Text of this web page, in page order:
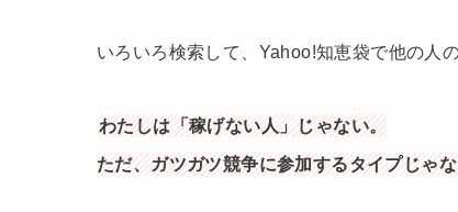
いろいろ検索して、Yahoo!知恵袋で他の人
わたしは「稼げない人」じゃない。
ただ、ガツガツ競争に参加するタイプじゃな